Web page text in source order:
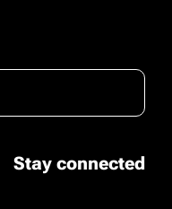
Stay connected